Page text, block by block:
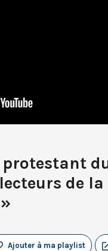
de la
Ajouter à ma playlist